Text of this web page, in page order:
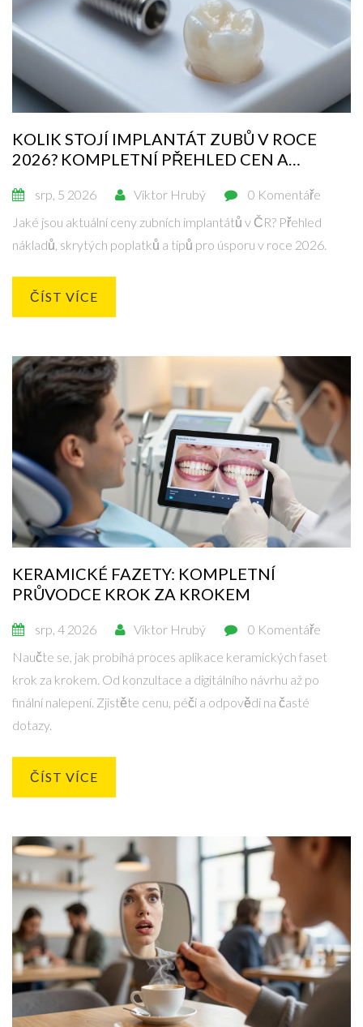
KOLIK STOJÍ IMPLANTÁT ZUBŮ V ROCE
2026? KOMPLETNÍ PŘEHLED CEN A
srp, 5 2026 Viktor Hrubý
0 Komentáře
Jaké jsou aktuální ceny zubních implantátů v ČR? Přehled
nákladů, skrytých poplatků a tipů pro úsporu v roce 2026.
ČÍST VÍCE
KERAMICKÉ FAZETY: KOMPLETNÍ
PRŮVODCE KROK ZA KROKEM
srp, 4 2026 Viktor Hrubý
0 Komentáře
Naučte se, jak probíhá proces aplikace keramických faset
krok za krokem. Od konzultace a digitálního návrhu až po
finální nalepení. Zjistěte cenu, péči a odpovědi na časté
dotazy.
ČÍST VÍCE